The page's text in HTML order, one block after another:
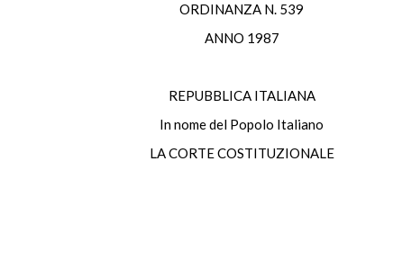
ORDINANZA N. 539
ANNO 1987
REPUBBLICA ITALIANA
In nome del Popolo Italiano
LA CORTE COSTITUZIONALE